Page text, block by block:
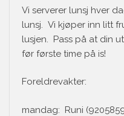
Vi serverer lunsj hver
lunsj. Vi kjøper inn litt
lusjen. Pass på at din
før første time på is!
Foreldrevakter:
mandag: Runi